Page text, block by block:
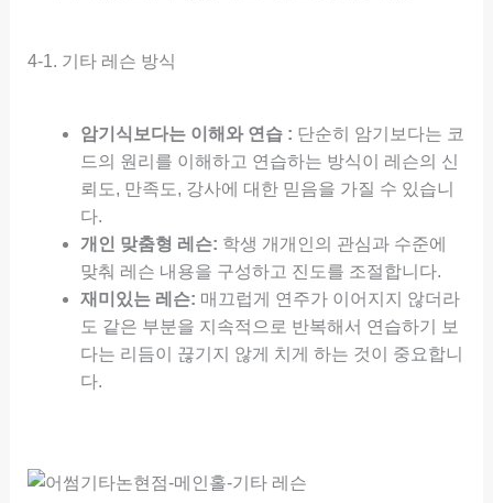
4-1. 기타 레슨 방식
암기식보다는 이해와 연습 : 단순히 암기보다는 코
드의 원리를 이해하고 연습하는 방식이 레슨의 신
뢰도, 만족도, 강사에 대한 믿음을 가질 수 있습니
다.
개인 맞춤형 레슨: 학생 개개인의 관심과 수준에
맞춰 레슨 내용을 구성하고 진도를 조절합니다.
재미있는 레슨: 매끄럽게 연주가 이어지지 않더라
도 같은 부분을 지속적으로 반복해서 연습하기 보
다는 리듬이 끊기지 않게 치게 하는 것이 중요합니
다.